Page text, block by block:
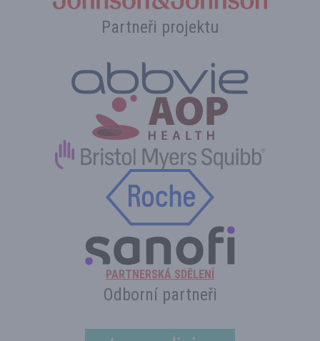
Partneři projektu
PARTNERSKÁ SDĚLENÍ
Odborní partneři